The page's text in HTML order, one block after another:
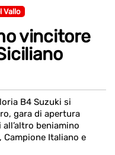
Vallo
vincitore
B4 Suzuki si
gara di apertura
beniamino
Campione Italiano e